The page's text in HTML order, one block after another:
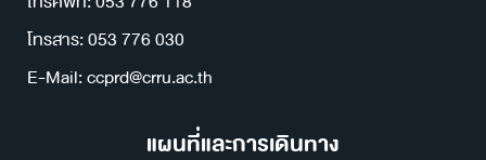
โทรสาร: 053 776 030
E-Mail: ccprd@crru.ac.th
แผนที่และการเดินทาง